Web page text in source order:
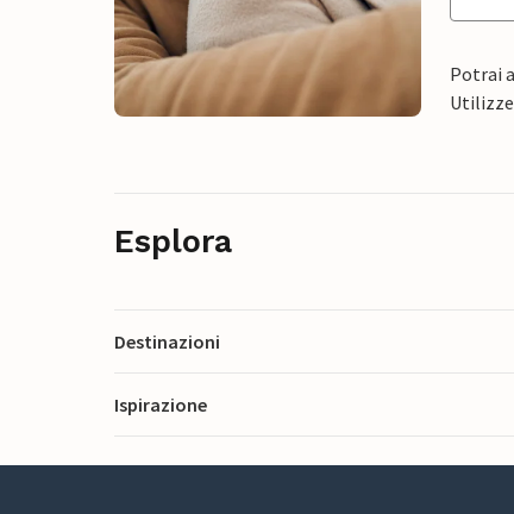
Potrai
Esplora
Destinazioni
Ispirazione